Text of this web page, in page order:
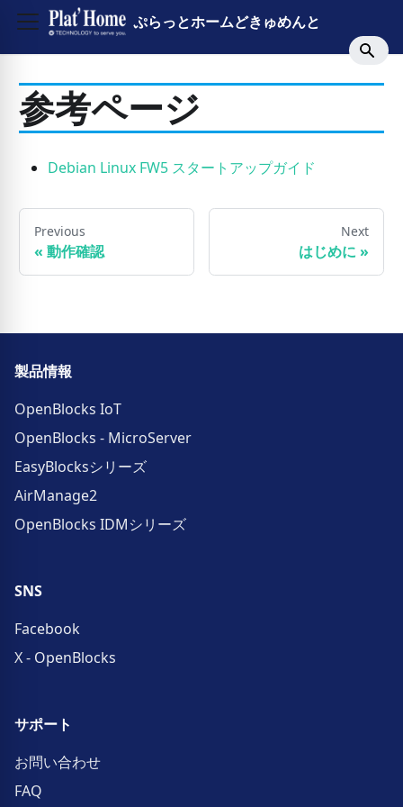
ぷらっとホームどきゅめんと
参考ページ
Debian Linux FW5 スタートアップガイド
Previous
« 動作確認
Next
はじめに »
製品情報
OpenBlocks IoT
OpenBlocks - MicroServer
EasyBlocksシリーズ
AirManage2
OpenBlocks IDMシリーズ
SNS
Facebook
X - OpenBlocks
サポート
お問い合わせ
FAQ